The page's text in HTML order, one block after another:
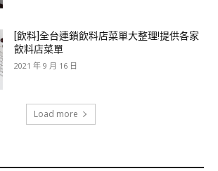
[飲料]全台連鎖飲料店菜單大整理!提供各家
飲料店菜單
2021 年 9 月 16 日
Load more